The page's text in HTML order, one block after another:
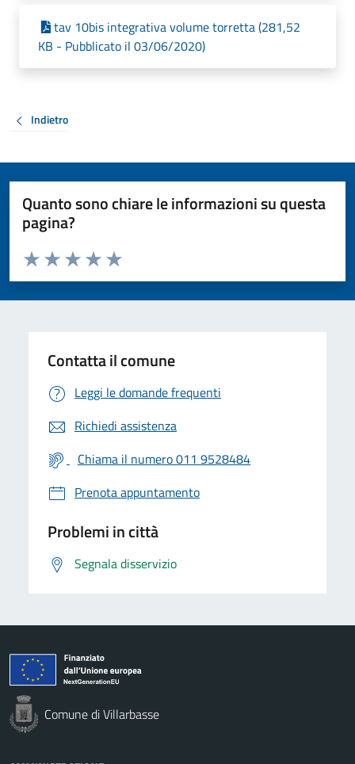
tav 10bis integrativa volume torretta (281,52
KB - Pubblicato il 03/06/2020)
Indietro
Quanto sono chiare le informazioni su questa
pagina?
Valuta da 1 a 5 stelle la pagina
Valuta 5 stelle su 5
Valuta 4 stelle su 5
Valuta 3 stelle su 5
Valuta 2 stelle su 5
Valuta 1 stelle su 5
Contatta il comune
Leggi le domande frequenti
Richiedi assistenza
Chiama il numero 011 9528484
Prenota appuntamento
Problemi in città
Segnala disservizio
Comune di Villarbasse